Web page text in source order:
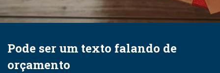
Pode ser um texto falando de
orçamento